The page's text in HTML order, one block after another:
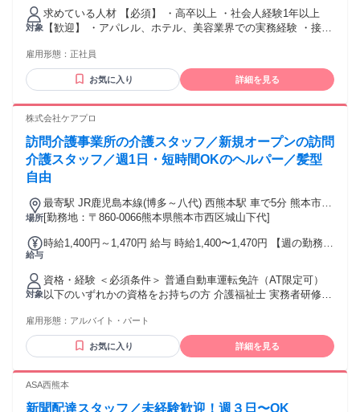
あり 1ヶ月あたり5万7800円（固定残業時間：1ヶ月あたり42
時間） 固定残業時間を超えた勤務時間については別途残業代
を支給する 【一律手当】 全員に一律で支払われる通勤・皆
勤・家族手当金額：なし 全員に一律で支払われるその他手当
過分は別途全額支給。 ※経験・能力等を考慮の上、給与を決
定します。
対象
求めている人材 【必須】 ・高卒以上 ・社会人経験1年以上
【歓迎】 ・アパレル、ホテル、美容業界での実務経験 ・接
話すことが好きな方 ・誰かを笑顔にすることに喜びを感じる
方 ・ファッションや美容に興味がある方 ・チームで協力して
働きたい方
雇用形態： 正社員
お気に入り 詳細を見る
株式会社ケアプロ
訪問介護事業所の介護スタッフ／新規オープンの訪問
介護スタッフ／週1日・短時間OKのヘルパー／髪型
自由
場所
最寄駅 JR鹿児島本線(博多～八代) 西熊本駅 車で5分 熊本市電
Ａ系統 田崎橋駅 車で5分 熊本市電Ａ系統 二本木口駅 車で5分
[勤務地：〒860-0066熊本県熊本市西区城山下代]
給与
時給1,400円～1,470円 給与 時給1,400〜1,470円 【週の勤務時
ース時給がアップします！ 週19時間未満： 時給 1,400円 ＋
交通費あり 週20時間以上 32時間未満： 時給 1,435円 ＋ 交通
費あり 週32時間以上： 時給 1,470円 ＋ 交通費あり
対象
資格・経験 ＜必須条件＞ 普通自動車運転免許（AT限定可）
以下のいずれかの資格をお持ちの方 介護福祉士 実務者研修
雇用形態： アルバイト・パート
お気に入り 詳細を見る
ASA西熊本
新聞配達スタッフ／未経験歓迎！週３日〜OK